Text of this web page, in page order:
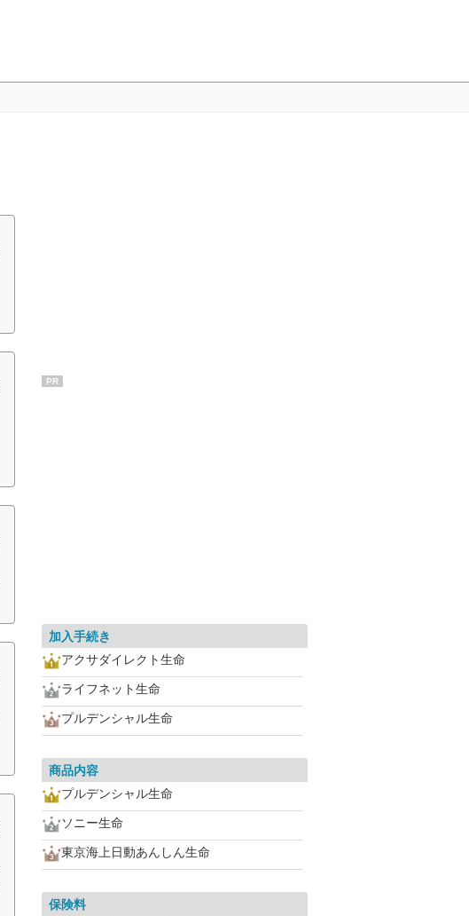
PR
加入手続き
アクサダイレクト生命
ライフネット生命
プルデンシャル生命
商品内容
プルデンシャル生命
ソニー生命
東京海上日動あんしん生命
保険料